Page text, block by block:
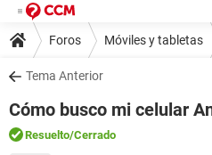
Foros Móviles y tabletas
Tema Anterior
Cómo busco mi celular
Resuelto/Cerrado